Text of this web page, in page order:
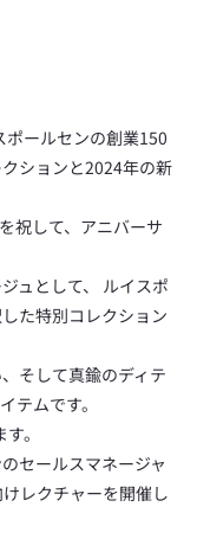
ポールセンの創業150
ションと2024年の新
祝して、アニバーサ
ュとして、 ルイスポ
た特別コレクション
そして真鍮のディテ
テムです。
。
セールスマネージャ
レクチャーを開催し